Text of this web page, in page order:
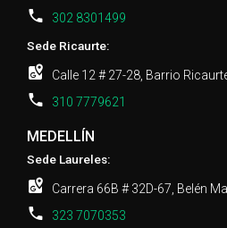
302 8301499
Sede Ricaurte:
Calle 12 # 27-28, Barrio
310 7779621
MEDELLÍN
Sede Laureles:
Carrera 66B # 32D-67, Belén
323 7070353